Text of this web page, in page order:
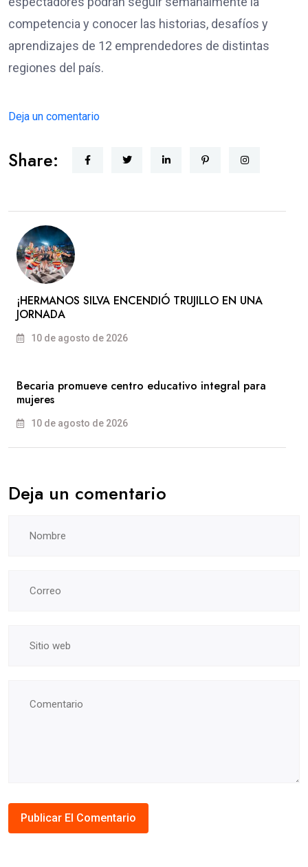
competencia y conocer las historias, desafíos y
aprendizajes de 12 emprendedores de distintas
regiones del país.
Deja un comentario
Share:
​¡HERMANOS SILVA ENCENDIÓ TRUJILLO EN UNA
JORNADA
10 de agosto de 2026
Becaria promueve centro educativo integral para
mujeres
10 de agosto de 2026
Deja un comentario